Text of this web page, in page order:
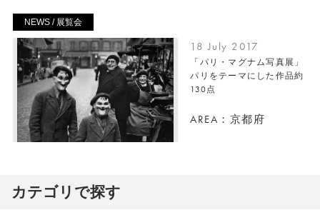
NEWS / 展覧会
18 July 2017
「パリ・マグナム写真展」
パリをテーマにした作品約
130点
AREA：京都府
カテゴリで探す